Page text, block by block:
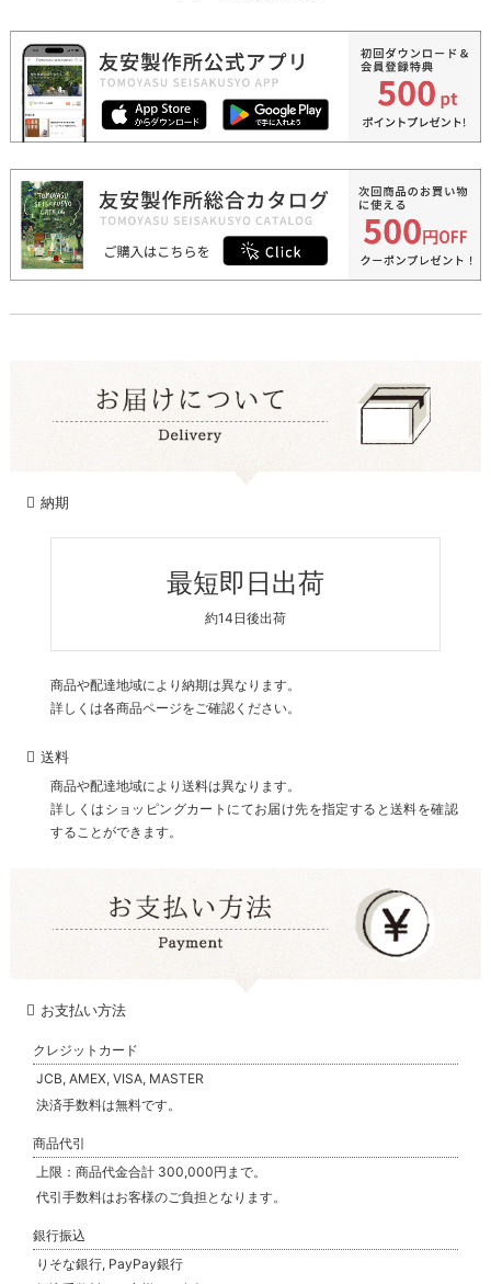
納期
最短即日出荷
約14日後出荷
商品や配達地域により納期は異なります。
詳しくは各商品ページをご確認ください。
送料
商品や配達地域により送料は異なります。
詳しくはショッピングカートにてお届け先を指定すると送料を確認
することができます。
お支払い方法
クレジットカード
JCB, AMEX, VISA, MASTER
決済手数料は無料です。
商品代引
上限：商品代金合計 300,000円まで。
代引手数料はお客様のご負担となります。
銀行振込
りそな銀行, PayPay銀行